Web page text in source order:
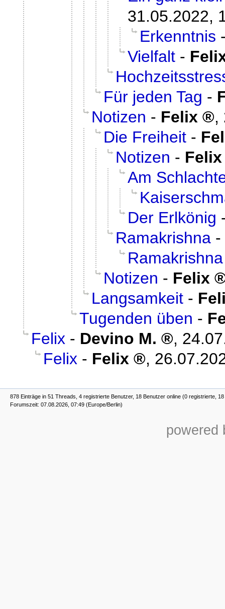
31.05.2022,
Erkenntnis
Vielfalt -
Für jeden Tag -
Notizen - Felix ,
Die Freiheit -
Notizen - Felix
Am
Der Erlkönig
Ramakrishna -
Ramakrishna
Notizen - Felix
Langsamkeit -
Tugenden üben -
Felix - Devino M. ,
Felix - Felix ,
878 Einträge in 51 Threads, 4 registrierte Benutzer, 18 Benutzer online (0 registrierte,
Forumszeit: 07.08.2026, 07:49 (Europe/Berlin)
powered